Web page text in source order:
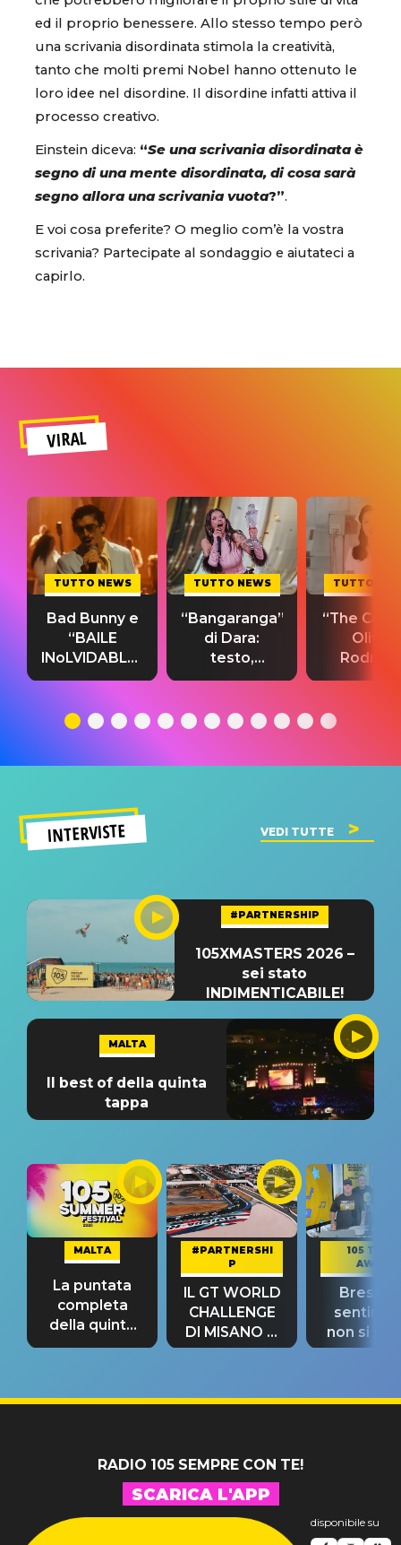
ed il proprio benessere. Allo stesso tempo però
una scrivania disordinata stimola la creatività,
tanto che molti premi Nobel hanno ottenuto le
loro idee nel disordine. Il disordine infatti attiva il
processo creativo.
Einstein diceva: “Se una scrivania disordinata è
segno di una mente disordinata, di cosa sarà
segno allora una scrivania vuota?”.
E voi cosa preferite? O meglio com’è la vostra
scrivania? Partecipate al sondaggio e aiutateci a
capirlo.
VIRAL
TUTTO NEWS
Bad Bunny e
“BAILE
INoLVIDABLE”:
testo,
significato
TUTTO NEWS
“Bangaranga”
di Dara:
testo,
traduzione e
del singolo
TUTTO
“The
Olivia
testo,
INTERVISTE VEDI TUTTE
#PARTNERSHIP
105XMASTERS 2026 –
sei stato
INDIMENTICABILE!
MALTA
Il best of della quinta
tappa
MALTA
La puntata
completa
della quinta
tappa
#PARTNERSHI
P
IL GT WORLD
CHALLENGE
DI MISANO si
riconferma
105 TAKE
AWAY
Bresh:
non si
fino alla
RADIO 105 SEMPRE CON TE!
SCARICA L'APP
disponibile su